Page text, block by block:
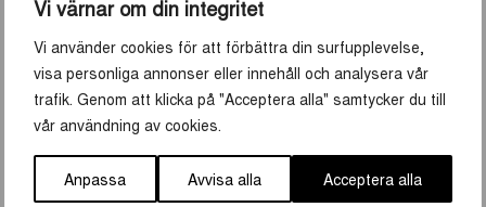
Vi värnar om din integritet
Vi använder cookies för att förbättra din surfupplevelse,
visa personliga annonser eller innehåll och analysera vår
trafik. Genom att klicka på "Acceptera alla" samtycker du till
vår användning av cookies.
Anpassa Avvisa alla Acceptera alla
JUN AUG
Historiska visningar i
Vasaborgen
Primus Mortimer
Pettersson på Bror